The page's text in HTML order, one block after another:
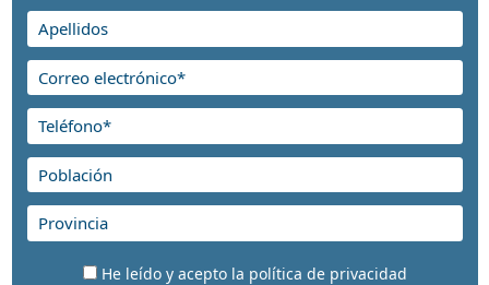
He leído y acepto la política de privacidad